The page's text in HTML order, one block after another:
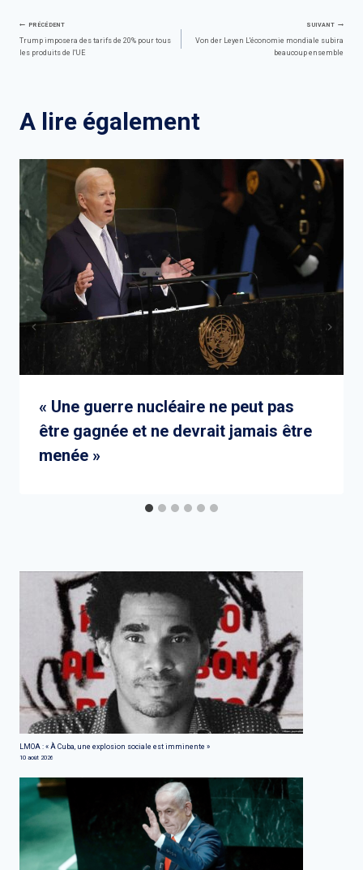
Navigation
PRÉCÉDENT
Trump imposera des tarifs de 20% pour tous
les produits de l'UE
SUIVANT
Von der Leyen L'économie mondiale subira
beaucoup ensemble
A lire également
« Une guerre nucléaire ne peut pas
être gagnée et ne devrait jamais être
menée »
LMOA : « À Cuba, une explosion sociale est imminente »
10 août 2026